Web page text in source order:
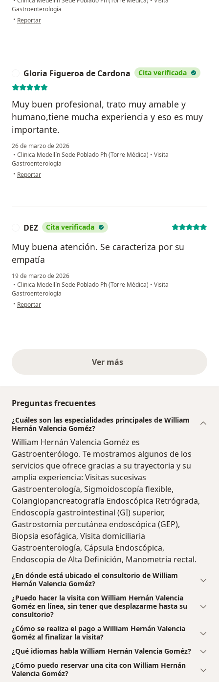
Gastroenterología
• en opinión del usuario Diana Atehortúa
Reportar
Gloria Figueroa de Cardona Cita verificada
Muy buen profesional, trato muy amable y
humano,tiene mucha experiencia y eso es muy
importante.
26 de marzo de 2026
• Clinica Medellín Sede Poblado Ph (Torre Médica) • Visita
Gastroenterología
• en opinión del usuario Gloria Figueroa de Cardona
Reportar
DEZ Cita verificada
Muy buena atención. Se caracteriza por su
empatía
19 de marzo de 2026
• Clinica Medellín Sede Poblado Ph (Torre Médica) • Visita
Gastroenterología
• en opinión del usuario DEZ
Reportar
Ver másopiniones anteriores
Preguntas frecuentes
¿Cuáles son las especialidades principales de William
Hernán Valencia Goméz?
William Hernán Valencia Goméz es
Gastroenterólogo. Te mostramos algunos de los
servicios que ofrece gracias a su trayectoria y su
amplia experiencia: Visitas sucesivas
Gastroenterología, Sigmoidoscopía flexible,
Colangiopancreatografía Endoscópica Retrógrada,
Endoscopía gastrointestinal (GI) superior,
Gastrostomía percutánea endoscópica (GEP),
Biopsia esofágica, Visita domiciliaria
Gastroenterología, Cápsula Endoscópica,
Endoscopia de Alta Definición, Manometria rectal.
¿En dónde está ubicado el consultorio de William
Hernán Valencia Goméz?
¿Puedo hacer la visita con William Hernán Valencia
Goméz en línea, sin tener que desplazarme hasta su
consultorio?
¿Cómo se realiza el pago a William Hernán Valencia
Goméz al finalizar la visita?
¿Qué idiomas habla William Hernán Valencia Goméz?
¿Cómo puedo reservar una cita con William Hernán
Valencia Goméz?